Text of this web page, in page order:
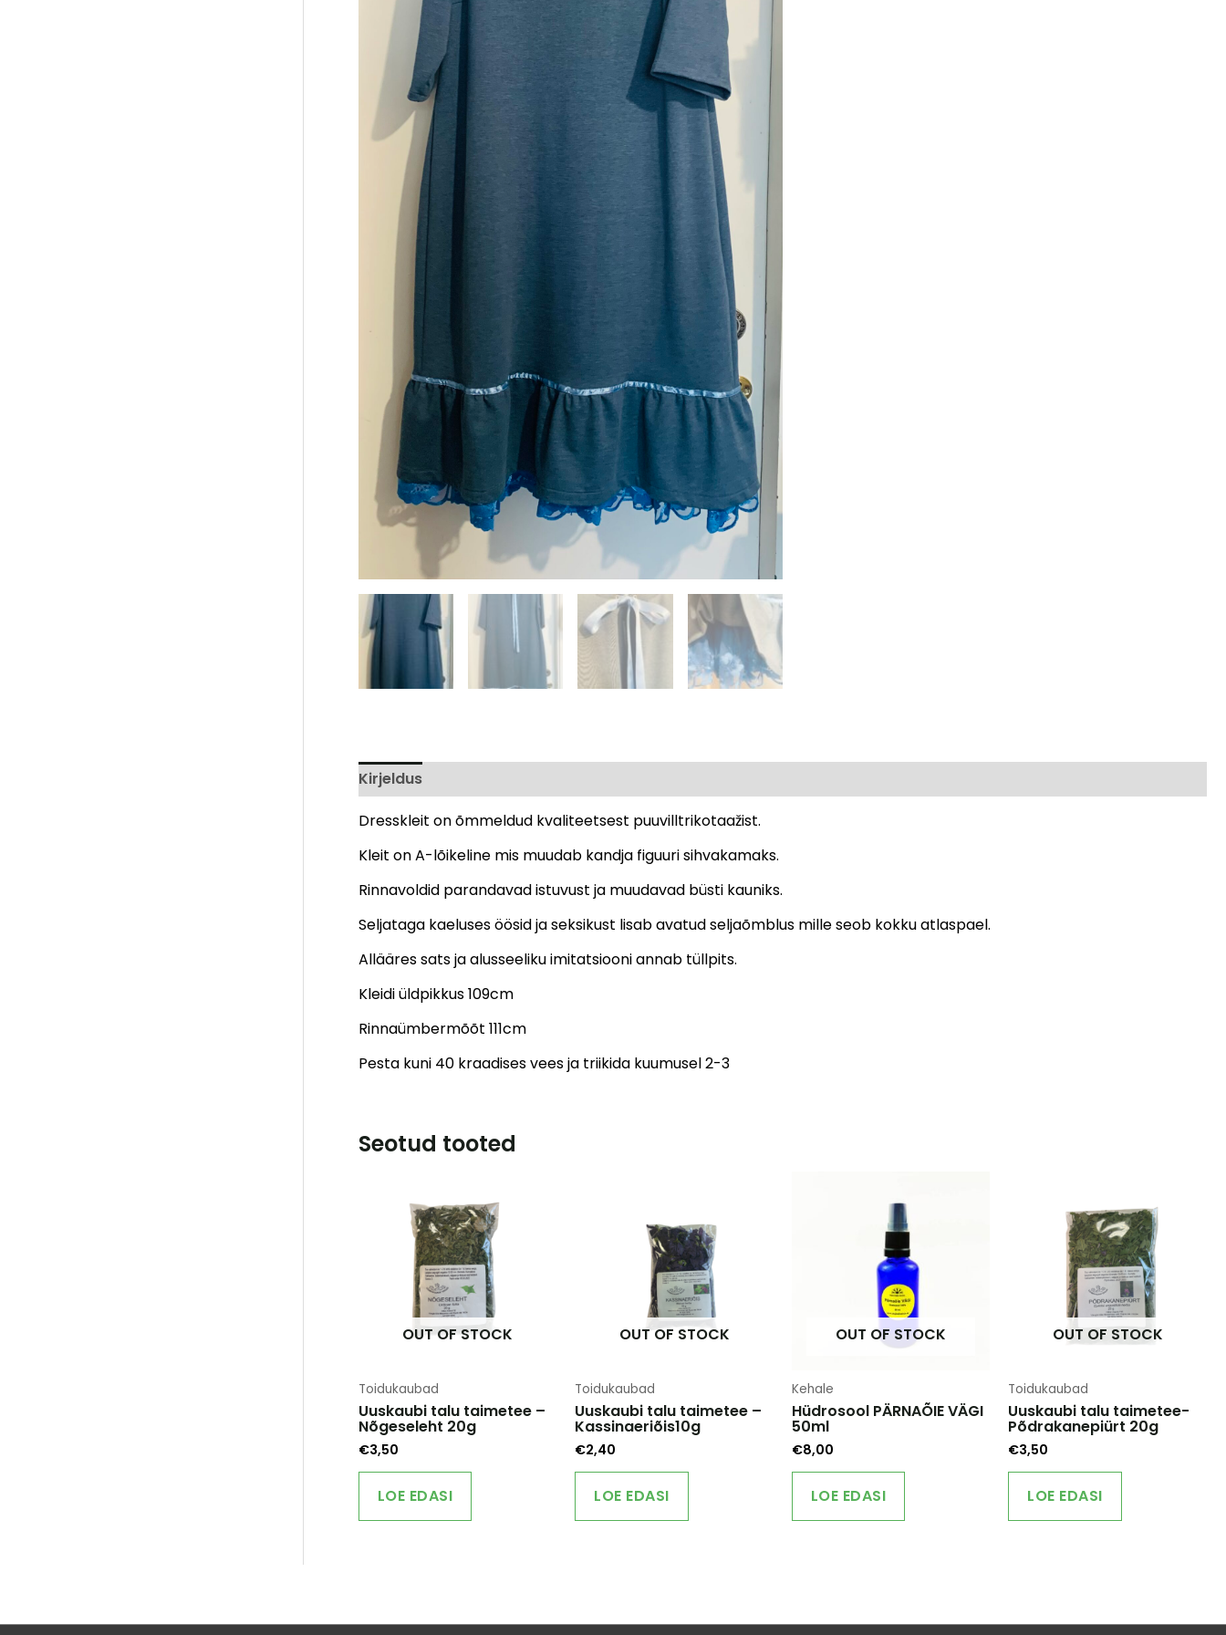
Kirjeldus
Dresskleit on õmmeldud kvaliteetsest puuvilltrikotaažist.
Kleit on A-lõikeline mis muudab kandja figuuri sihvakamaks.
Rinnavoldid parandavad istuvust ja muudavad büsti kauniks.
Seljataga kaeluses öösid ja seksikust lisab avatud seljaõmblus mille seob kokku atlaspael.
Allääres sats ja alusseeliku imitatsiooni annab tüllpits.
Kleidi üldpikkus 109cm
Rinnaümbermõõt 111cm
Pesta kuni 40 kraadises vees ja triikida kuumusel 2-3
Seotud tooted
OUT OF STOCK
Toidukaubad
Uuskaubi talu taimetee –
Nõgeseleht 20g
€3,50
LOE EDASI
OUT OF STOCK
Toidukaubad
Uuskaubi talu taimetee –
Kassinaeriõis10g
€2,40
LOE EDASI
OUT OF STOCK
Kehale
Hüdrosool PÄRNAÕIE VÄGI
50ml
€8,00
LOE EDASI
OUT OF STOCK
Toidukaubad
Uuskaubi talu taimetee-
Põdrakanepiürt 20g
€3,50
LOE EDASI